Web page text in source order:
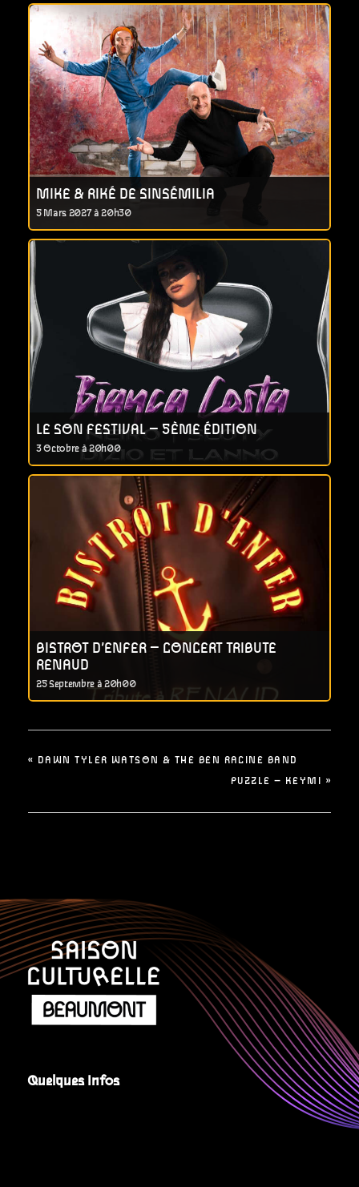
MIKE & RIKÉ DE SINSÉMILIA
5 Mars 2027 à 20h30
LE SON FESTIVAL – 5ÈME ÉDITION
3 Octobre à 20h00
BISTROT D’ENFER – CONCERT TRIBUTE
RENAUD
25 Septembre à 20h00
« DAWN TYLER WATSON & THE BEN RACINE BAND
PUZZLE – KEYMI »
Quelques Infos